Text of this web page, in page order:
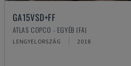
GA15VSD+FF
ATLAS COPCO - EGYÉB (FA)
LENGYELORSZÁG 2018